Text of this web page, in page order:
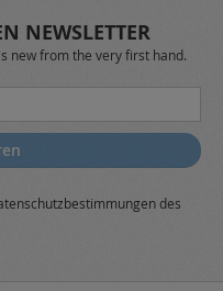
NEWSLETTER
new from the very first hand.
des